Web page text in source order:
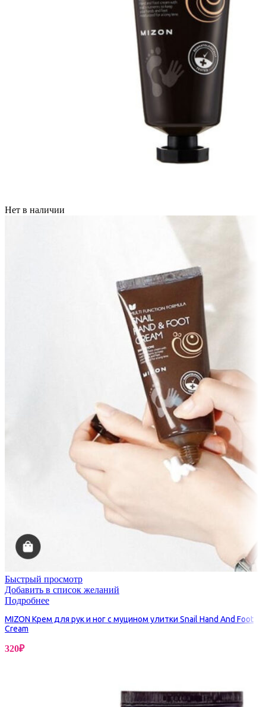
Нет в наличии
Быстрый просмотр
Добавить в список желаний
Подробнее
MIZON Крем для рук и ног с муцином улитки Snail Hand And Foot
Cream
320₽